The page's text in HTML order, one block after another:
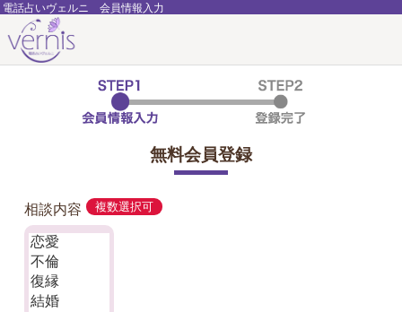
電話占いヴェルニ 会員情報入力
無料会員登録
相談内容 複数選択可